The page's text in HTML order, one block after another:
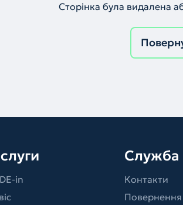
Сторінка була видалена
in
Служба
Контакти
Повернення